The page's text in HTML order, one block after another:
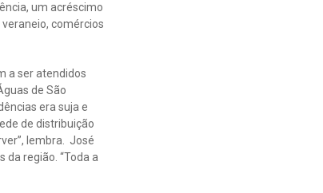
um acréscimo
comércios
a ser atendidos
de São
era suja e
de distribuição
lembra. José
região. “Toda a